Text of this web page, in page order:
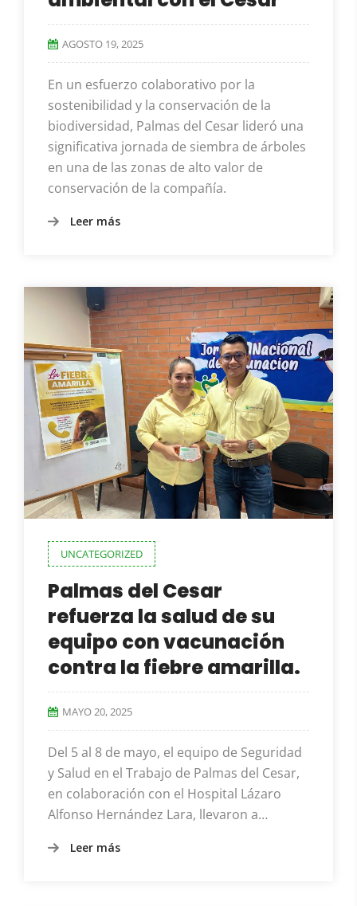
AGOSTO 19, 2025
En un esfuerzo colaborativo por la
sostenibilidad y la conservación de la
biodiversidad, Palmas del Cesar lideró una
significativa jornada de siembra de árboles
en una de las zonas de alto valor de
conservación de la compañía.
Leer más
UNCATEGORIZED
Palmas del Cesar
refuerza la salud de su
equipo con vacunación
contra la fiebre amarilla.
MAYO 20, 2025
Del 5 al 8 de mayo, el equipo de Seguridad
y Salud en el Trabajo de Palmas del Cesar,
en colaboración con el Hospital Lázaro
Alfonso Hernández Lara, llevaron a…
Leer más